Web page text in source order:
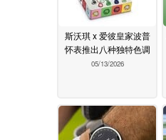
斯沃琪 x 爱彼皇家波普
怀表推出八种独特色调
05/13/2026